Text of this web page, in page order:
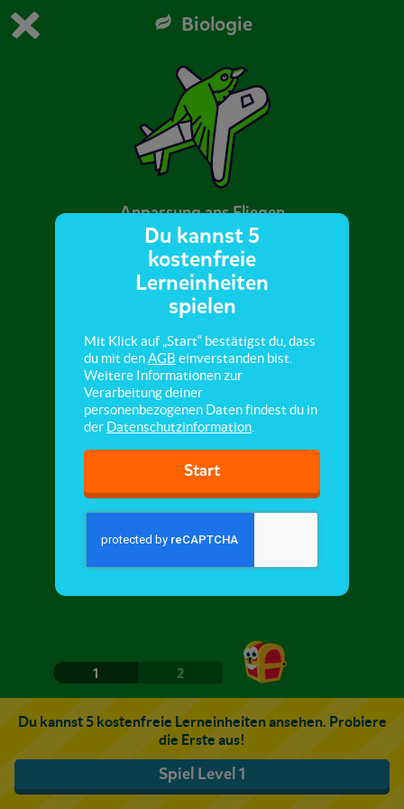
Du spielst die kostenfreie Testversion von scoyo.
Jetzt bestellen
0 1
Biologie
Anpassung ans Fliegen
Hier lernst du, wie die Vögel an das Fliegen
angepasst sind und wie sie fliegen.
1 2
Du kannst 5 kostenfreie Lerneinheiten ansehen. Probiere
die Erste aus!
Spiel Level 1
Du kannst 5
kostenfreie
Lerneinheiten
spielen
Mit Klick auf „Start“ bestätigst du, dass
du mit denAGB einverstanden bist.
Weitere Informationen zur
Verarbeitung deiner
personenbezogenen Daten findest du in
der Datenschutzinformation
Start